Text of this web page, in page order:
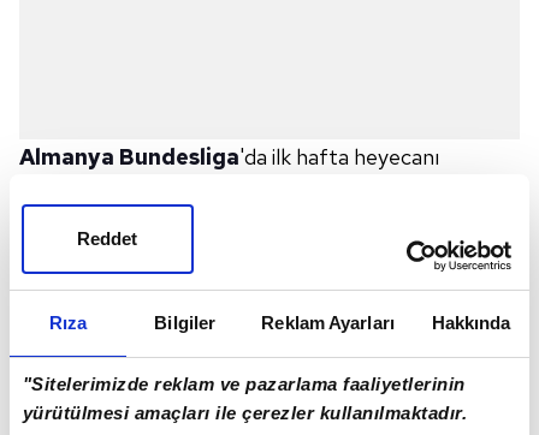
Rıza Bilgiler Reklam Ayarları Hakkında
"Sitelerimizde reklam ve pazarlama faaliyetlerinin
yürütülmesi amaçları ile çerezler kullanılmaktadır.
Reddet
Almanya Bundesliga'da ilk hafta heyecanı
kozlarını paylaşacak. Maç ile ilgili detaylar arama
motorlarında araştırılıyor. Peki, Augsburg - Freiburg
maçı ne zaman, saat kaçta ve hangi kanalda canlı
yayınlanacak?
AUGSBURG - FREIBURGMAÇI NE ZAMAN,
SAAT KAÇTA VE HANGİ KANALDA?